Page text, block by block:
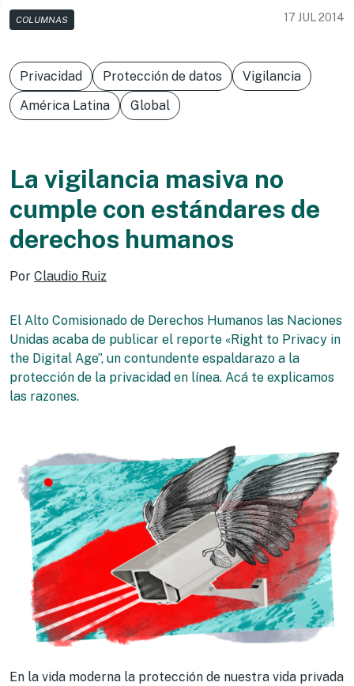
COLUMNAS 17 JUL 2014
Privacidad Protección de datos
Vigilancia
América Latina
Global
La vigilancia masiva no
cumple con estándares de
derechos humanos
Por Claudio Ruiz
El Alto Comisionado de Derechos Humanos las Naciones
Unidas acaba de publicar el reporte «Right to Privacy in
the Digital Age”, un contundente espaldarazo a la
protección de la privacidad en línea. Acá te explicamos
las razones.
En la vida moderna la protección de nuestra vida privada